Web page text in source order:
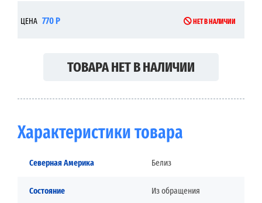
ЦЕНА 770 Р НЕТ В НАЛИЧИИ
ТОВАРА НЕТ В НАЛИЧИИ
Характеристики товара
Северная Америка Белиз
Состояние Из обращения